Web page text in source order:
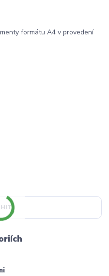
formátu A4 v provedení
HIT